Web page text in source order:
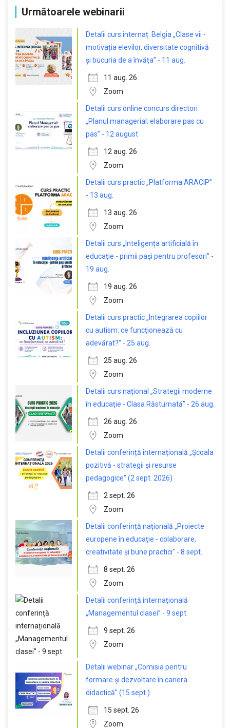
Următoarele webinarii
Detalii curs internaț. Belgia „Clase vii -
motivația elevilor, diversitate cognitivă
și bucuria de a învăța” - 11 aug.
11 aug. 26
Zoom
Detalii curs online concurs directori
„Planul managerial: elaborare pas cu
pas” - 12 august
12 aug. 26
Zoom
Detalii curs practic „Platforma ARACIP”
- 13 aug.
13 aug. 26
Zoom
Detalii curs „Inteligența artificială în
educație - primii pași pentru profesori” -
19 aug.
19 aug. 26
Zoom
Detalii curs practic „Integrarea copiilor
cu autism: ce funcționează cu
adevărat?” - 25 aug.
25 aug. 26
Zoom
Detalii curs național „Strategii moderne
în educație - Clasa Răsturnată” - 26 aug.
26 aug. 26
Zoom
Detalii conferință internațională „Școala
pozitivă - strategii și resurse
pedagogice” (2 sept. 2026)
2 sept. 26
Zoom
Detalii conferință națională „Proiecte
europene în educație - colaborare,
creativitate și bune practici” - 8 sept.
8 sept. 26
Zoom
Detalii conferință internațională
„Managementul clasei” - 9 sept.
9 sept. 26
Zoom
Detalii webinar „Comisia pentru
formare și dezvoltare în cariera
didactică” (15 sept.)
15 sept. 26
Zoom